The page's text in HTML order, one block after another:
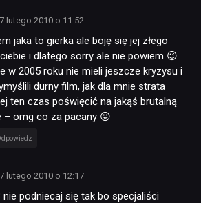
lutego 2010 o 11:52
jaka to gierka ale boję się jej złego
i dlatego sorry ale nie powiem 😉
w 2005 roku nie mieli jeszcze kryzysu i
durny film, jak dla mnie strata
ten czas poświęcić na jakąś brutalną
– omg co za pacany 😛
lutego 2010 o 12:17
nie podniecaj się tak bo specjaliści